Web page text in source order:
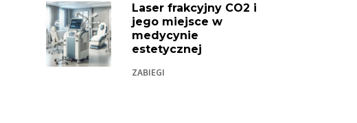
Laser frakcyjny CO2 i
jego miejsce w
medycynie
estetycznej
ZABIEGI